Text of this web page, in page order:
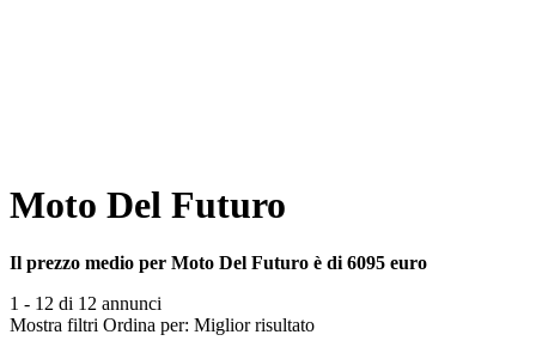
Moto Del Futuro
Il prezzo medio per Moto Del Futuro è di 6095 euro
1 - 12 di 12 annunci
Mostra filtri Ordina per: Miglior risultato